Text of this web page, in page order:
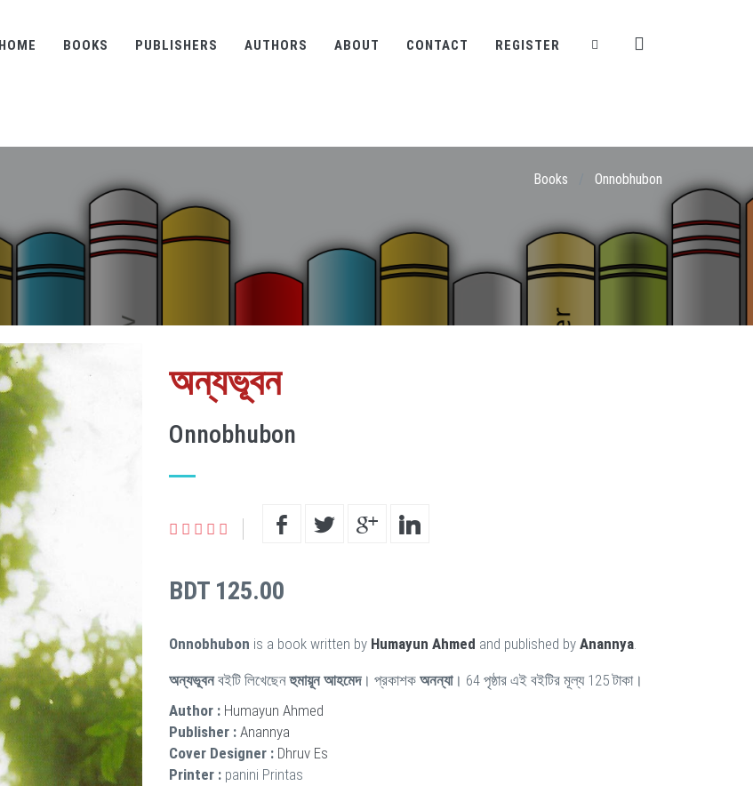
HOME BOOKS PUBLISHERS AUTHORS ABOUT CONTACT REGISTER
Books Onnobhubon
অন্যভূবন
Onnobhubon
BDT 125.00
Onnobhubon is a book written by Humayun Ahmed and published by Anannya.
অন্যভূবনবইটি লিখেছেনহুমায়ূন আহমেদ। প্রকাশক অনন্যা। 64 পৃষ্ঠার এই বইটির মূল্য 125 টাকা।
Author : Humayun Ahmed
Publisher : Anannya
Cover Designer : Dhruv Es
Printer : panini Printas